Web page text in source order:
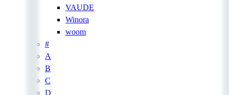
VAUDE
Winora
woom
#
A
B
C
D